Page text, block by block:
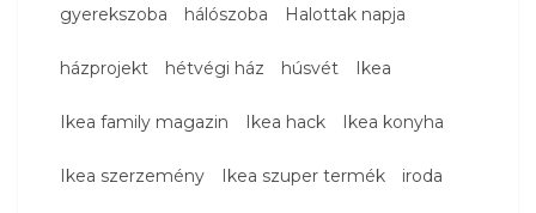
gyerekszoba hálószoba Halottak napja
házprojekt hétvégi ház húsvét Ikea
Ikea family magazin Ikea hack Ikea konyha
Ikea szerzemény Ikea szuper termék iroda